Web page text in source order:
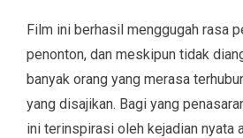
Film ini berhasil menggugah rasa
penonton, dan meskipun tidak
banyak orang yang merasa
yang disajikan. Bagi yang
ini terinspirasi oleh kejadian nyata